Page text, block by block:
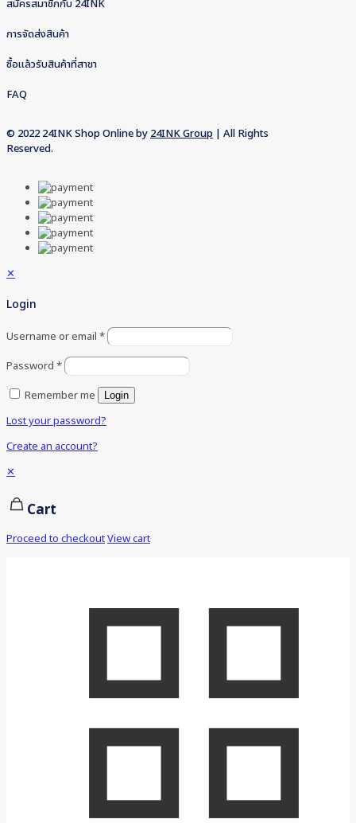
สมัครสมาชิกกับ 24INK
การจัดส่งสินค้า
ซื้อแล้วรับสินค้าที่สาขา
FAQ
© 2022 24INK Shop Online by24INK Group | All Rights
Reserved.
✕
Login
Username or email *
Password *
Remember me
Login
Lost your password?
Create an account?
✕
Cart
Proceed to checkoutView cart